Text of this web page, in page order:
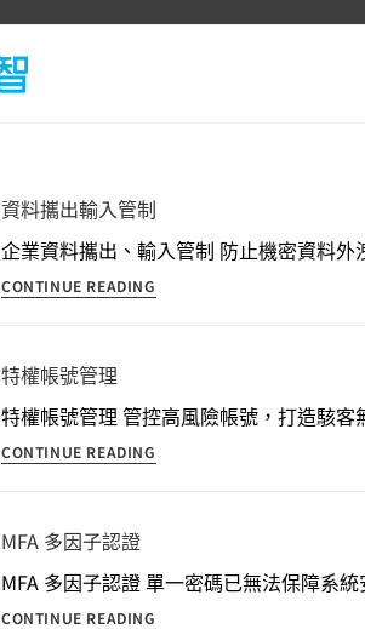
資料攜出輸入管制
企業資料攜出、輸入管制 防止機密資料外
CONTINUE READING
特權帳號管理
特權帳號管理 管控高風險帳號，打造駭客
CONTINUE READING
MFA 多因子認證
MFA 多因子認證 單一密碼已無法保障系
CONTINUE READING